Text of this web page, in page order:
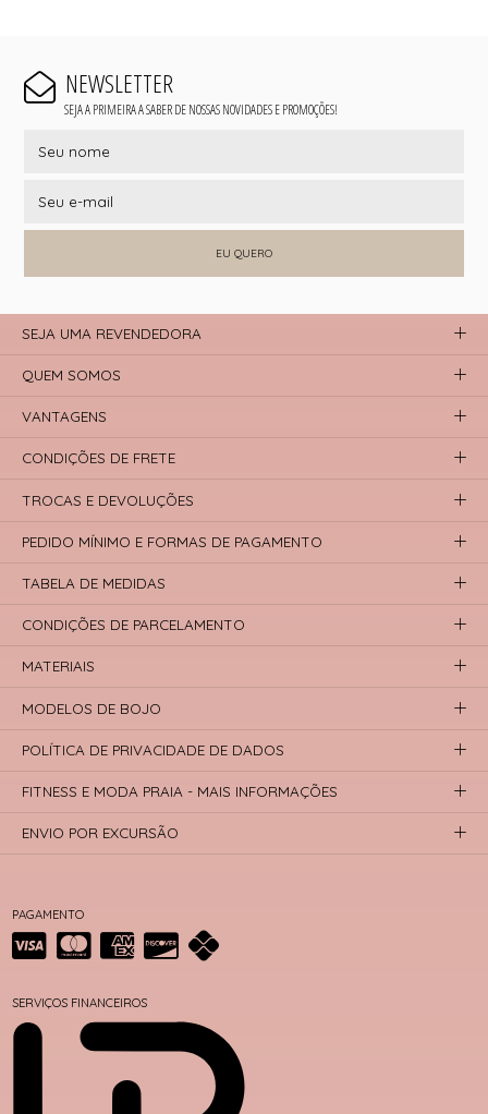
NEWSLETTER
SEJA A PRIMEIRA A SABER DE NOSSAS NOVIDADES E PROMOÇÕES!
EU QUERO
PAGAMENTO
SERVIÇOS FINANCEIROS
SEJA UMA REVENDEDORA
QUEM SOMOS
VANTAGENS
CONDIÇÕES DE FRETE
TROCAS E DEVOLUÇÕES
PEDIDO MÍNIMO E FORMAS DE PAGAMENTO
TABELA DE MEDIDAS
CONDIÇÕES DE PARCELAMENTO
MATERIAIS
MODELOS DE BOJO
POLÍTICA DE PRIVACIDADE DE DADOS
FITNESS E MODA PRAIA - MAIS INFORMAÇÕES
ENVIO POR EXCURSÃO